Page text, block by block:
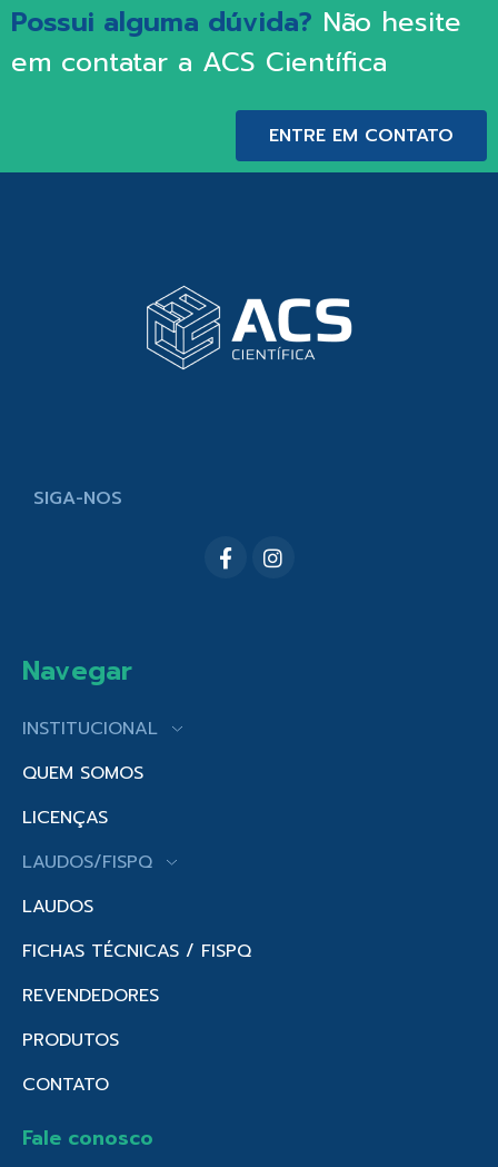
Possui alguma dúvida? Não hesite
em contatar a ACS Científica
ENTRE EM CONTATO
SIGA-NOS
Navegar
INSTITUCIONAL
QUEM SOMOS
LICENÇAS
LAUDOS/FISPQ
LAUDOS
FICHAS TÉCNICAS / FISPQ
REVENDEDORES
PRODUTOS
CONTATO
Fale conosco